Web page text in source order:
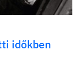
időkben